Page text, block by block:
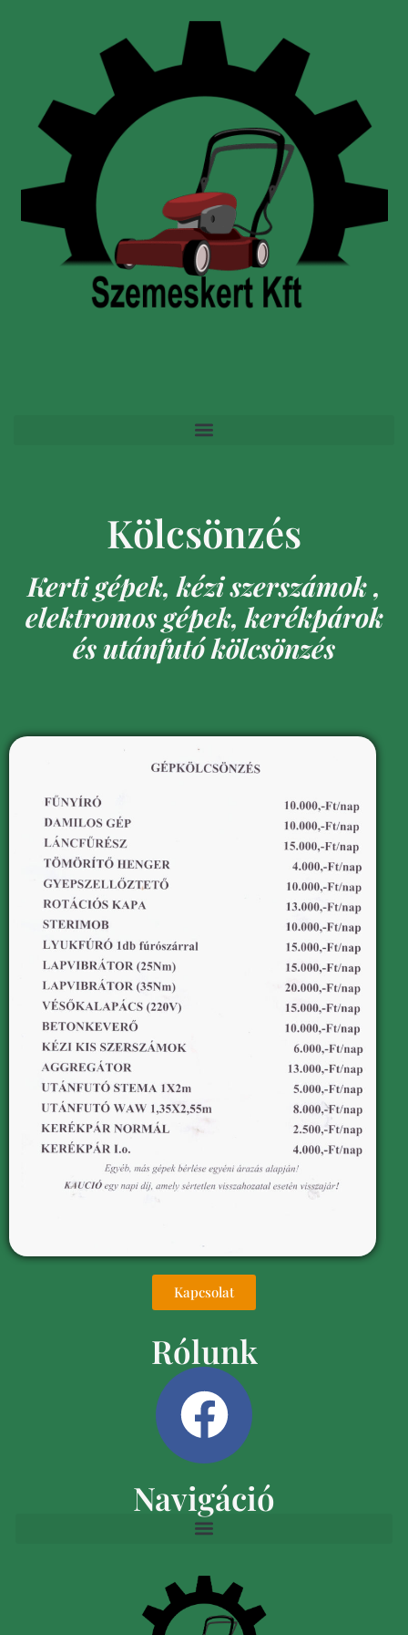
Kölcsönzés
Kerti gépek, kézi szerszámok ,
elektromos gépek, kerékpárok
és utánfutó kölcsönzés
Kapcsolat
Rólunk
Navigáció